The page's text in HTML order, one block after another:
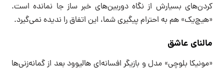
کردن‌های بسیارش از نگاه دوربین‌های خبر ساز جا نمانده است.
«هیچ‌یک» هم به احترام پیگیری شما، این اتفاق را ندیده نمی‌گیرد.
مالنای عاشق
«مونیکا بلوچی» مدل و بازیگر افسانه‌ای هالیوود بعد از گمانه‌زنی‌ها